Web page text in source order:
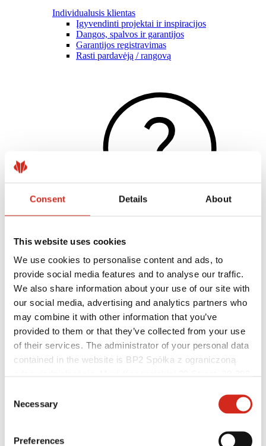
Consent Details About
This website uses cookies
We use cookies to personalise content and ads, to
provide social media features and to analyse our traffic.
We also share information about your use of our site with
our social media, advertising and analytics partners who
may combine it with other information that you’ve
provided to them or that they’ve collected from your use
of their services. The administrator of your personal data
contained in the website is BP2 Spółka z ograniczoną
121387608.
Selection
Necessary
Preferences
Individualusis klientas
Įgyvendinti projektai ir inspiracijos
Dangos, spalvos ir garantijos
Garantijos registravimas
Rasti pardavėją / rangovą
Dangos, spalvos ir garantijos
Garantijos registravimas
Įgyvendinti projektai ir inspiracijos
Parsisiunčiami failai
Rasti rangovą
Kur įsigyti?
Profesionalams